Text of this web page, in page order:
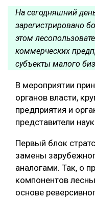
СОРТИРОВКА
СУШКА ДРЕВЕСИНЫ
На сегодняшний
зарегистрировано
этом
коммерческих
субъекты малого
В мероприятии
органов власти,
предприятия и
представители
Первый блок
замены
аналогами. Так, о
компонентов
основе